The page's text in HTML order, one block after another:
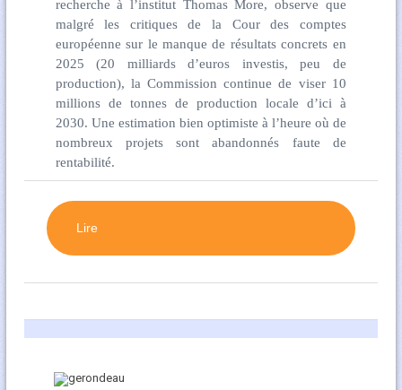
recherche à l’institut Thomas More, observe que
malgré les critiques de la Cour des comptes
européenne sur le manque de résultats concrets en
2025 (20 milliards d’euros investis, peu de
production), la Commission continue de viser 10
millions de tonnes de production locale d’ici à
2030. Une estimation bien optimiste à l’heure où de
nombreux projets sont abandonnés faute de
rentabilité.
Lire